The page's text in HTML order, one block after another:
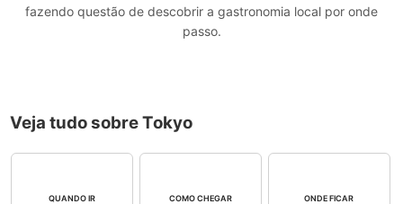
fazendo questão de descobrir a gastronomia local por onde
passo.
Veja tudo sobre Tokyo
QUANDO IR COMO CHEGAR ONDE FICAR